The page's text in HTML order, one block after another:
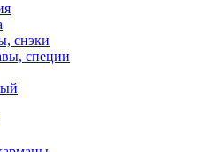
снэки
специи